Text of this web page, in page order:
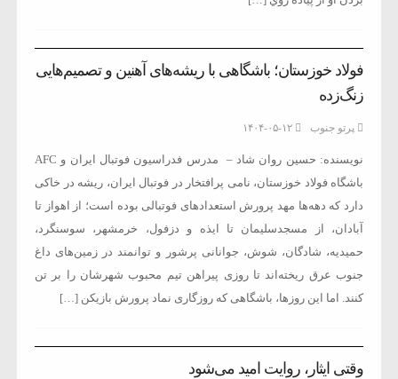
فولاد خوزستان؛ باشگاهی با ریشه‌های آهنین و تصمیم‌هایی
زنگ‌زده
پرتو جنوب ۱۴۰۴-۰۵-۱۲
نویسنده: حسین روان شاد – مدرس فدراسیون فوتبال ایران و AFC
باشگاه فولاد خوزستان، نامی پرافتخار در فوتبال ایران، ریشه در خاکی
دارد که دهه‌ها مهد پرورش استعدادهای فوتبالی بوده است؛ از اهواز تا
آبادان، از مسجدسلیمان تا ایذه و دزفول، خرمشهر، سوسنگرد،
حمیدیه، شادگان، شوش، جوانانی پرشور و توانمند در زمین‌های داغ
جنوب عرق ریخته‌اند تا روزی پیراهن تیم محبوب شهرشان را بر تن
کنند. اما این روزها، باشگاهی که روزگاری نماد پرورش بازیکن […]
وقتی ایثار، روایت امید می‌شود